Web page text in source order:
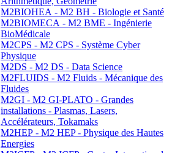
M2BIOHEA - M2 BH - Biologie et Santé
M2BIOMECA - M2 BME - Ingénierie
BioMédicale
M2CPS - M2 CPS - Système Cyber
Physique
M2DS - M2 DS - Data Science
M2FLUIDS - M2 Fluids - Mécanique des
Fluides
M2GI - M2 GI-PLATO - Grandes
installations - Plasmas, Lasers,
Accélérateurs, Tokamaks
M2HEP - M2 HEP - Physique des Hautes
Energies